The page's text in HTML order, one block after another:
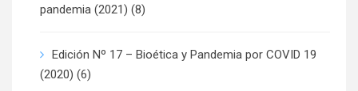
pandemia (2021) (8)
Edición Nº 17 – Bioética y Pandemia por COVID 19
(2020) (6)